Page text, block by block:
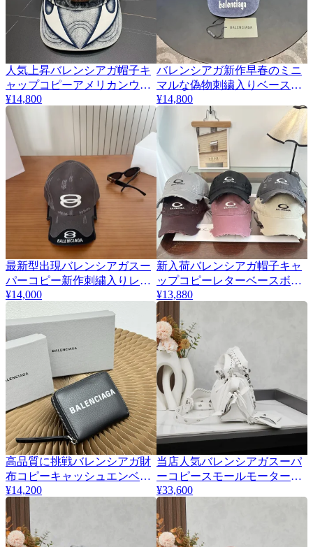
人気上昇バレンシアガ帽子キ
ャップコピーアメリカンウォ
ッシュドデニム 71333
¥14,800
バレンシアガ新作早春のミニ
マルな偽物刺繍入りベースボ
ールキャップ 656577
¥14,800
最新型出現バレンシアガスー
パーコピー新作刺繍入りレタ
ーベースボールキャップ
¥14,000
新入荷バレンシアガ帽子キャ
ップコピーレターベースボー
ルキャップ 590006
¥13,880
高品質に挑戦バレンシアガ財
布コピーキャッシュエンベロ
ープ小銭入れ 145372
¥14,200
当店人気バレンシアガスーパ
ーコピースモールモーターサ
イクルバッグ 16825-2
¥33,600